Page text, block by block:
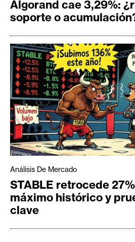
Algorand cae 3,29%:
soporte o
Análisis De Mercado
STABLE retrocede
máximo histórico y
clave